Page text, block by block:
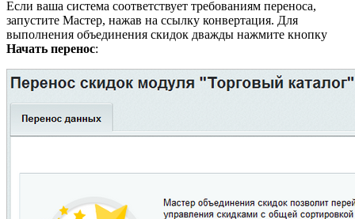
Если ваша система соответствует требованиям переноса,
запустите Мастер, нажав на ссылку конвертация. Для
выполнения объединения скидок дважды нажмите кнопку
Начать перенос: